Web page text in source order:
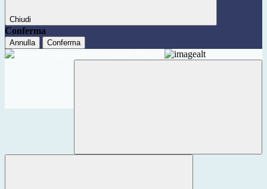
Chiudi
Conferma
Annulla Conferma